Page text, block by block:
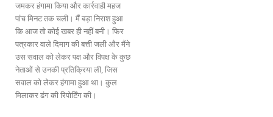
जमकर हंगामा किया और कार्रवाही महज
पांच मिनट तक चली। मैं बड़ा निराश हुआ
कि आज तो कोई खबर ही नहीं बनी। फिर
पत्रकार वाले दिमाग की बत्ती जली और मैंने
उस सवाल को लेकर पक्ष और विपक्ष के कुछ
नेताओं से उनकी प्रतिक्रिया ली, जिस
सवाल को लेकर हंगामा हुआ था। कुल
मिलाकर ढंग की रिपोर्टिंग की।